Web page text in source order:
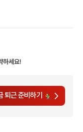
하세요!
퇴근 준비하기